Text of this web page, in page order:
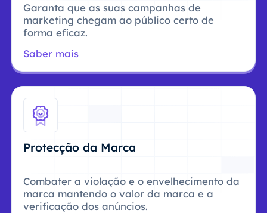
Garanta que as suas campanhas de
marketing chegam ao público certo de
forma eficaz.
Saber mais
Protecção da Marca
Combater a violação e o envelhecimento da
marca mantendo o valor da marca e a
verificação dos anúncios.